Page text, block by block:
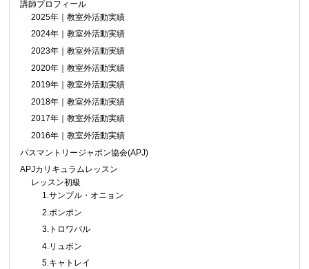
講師プロフィール
2025年｜教室外活動実績
2024年｜教室外活動実績
2023年｜教室外活動実績
2020年｜教室外活動実績
2019年｜教室外活動実績
2018年｜教室外活動実績
2017年｜教室外活動実績
2016年｜教室外活動実績
パスマントリージャポン協会(APJ)
APJカリキュラムレッスン
レッスン初級
1.サンプル・オニョン
2.ポンポン
3.トロワバル
4.リュボン
5.キャトレイ